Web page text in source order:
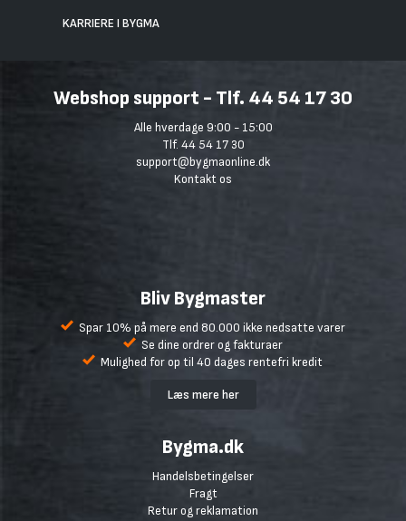
KARRIERE I BYGMA
Webshop support - Tlf. 44 54 17 30
Alle hverdage 9:00 - 15:00
Tlf. 44 54 17 30
support@bygmaonline.dk
Kontakt os
Bliv Bygmaster
Spar 10% på mere end 80.000 ikke nedsatte varer
Se dine ordrer og fakturaer
Mulighed for op til 40 dages rentefri kredit
Læs mere her
Bygma.dk
Handelsbetingelser
Fragt
Retur og reklamation